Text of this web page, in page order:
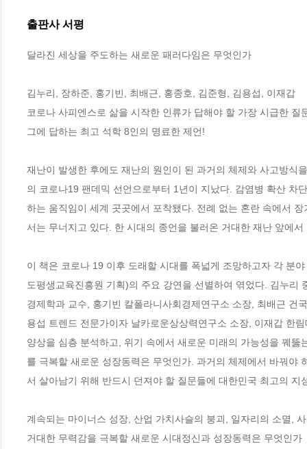
출판사 서평
달라진 세상을 주도하는 새로운 패러다임은 무엇인가
김누리, 장하준, 홍기빈, 최배근, 홍종호, 김준형, 김용섭, 이재갑
코로나 사피엔스로 삶을 시작한 인류가 답해야 할 가장 시급한 질
그에 답하는 최고 석학 8인의 명료한 제언!
재난이 발생한 후에도 재난의 원인이 된 과거의 체제와 사고방식
의 코로나19 팬데믹 선언으로부터 1년이 지났다. 감염병 확산 차
하는 움직임이 세계 곳곳에서 포착됐다. 전례 없는 혼란 속에서
서는 무너지고 있다. 한 시대의 종언을 불러온 거대한 재난 앞에
이 책은 코로나 19 이후 도래할 시대를 폭넓게 조망하고자 각 분
도평생교육진흥원 기획)의 주요 강연을 선별하여 엮었다. 김누
경제학과 교수, 홍기빈 칼폴라니사회경제연구소 소장, 최배근 건
용섭 트렌드 전문가이자 날카로운상상력연구소 소장, 이재갑 한
양상을 심층 분석하고, 위기 속에서 새로운 미래의 가능성을 꿰
를 극복할 새로운 성장동력은 무엇인가. 과거의 체제에서 바꿔야
서 살아남기 위해 반드시 던져야 할 질문들에 대한민국 최고의
계속되는 마이너스 성장, 산업 가치사슬의 붕괴, 일자리의 소멸,
거대한 무력감을 극복할 새로운 시대정신과 성장동력은 무엇인가